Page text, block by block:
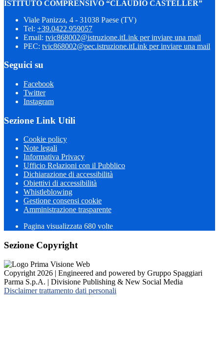
ISTITUTO COMPRENSIVO “CLAUDIO CASTELLER”
Viale Panizza, 4 - 31038 Paese (TV)
Tel: +39.0422.959057
Email: tvic868002@istruzione.itLink per inviare una mail
PEC: tvic868002@pec.istruzione.itLink per inviare una mail
Seguici su
Facebook
Twitter
Instagram
Sezione Link Utili
Cookie policy
Note legali
Informativa Privacy
Ufficio Relazioni con il Pubblico
Dichiarazione di accessibilità
Obiettivi di accessibilità
Whistleblowing
Gestione consensi cookie
Amministrazione trasparente
Pagina visualizzata 680 volte
Sezione Copyright
Copyright 2026 | Engineered and powered by Gruppo Spaggiari
Parma S.p.A. | Divisione Publishing & New Social Media
Disclaimer trattamento dati personali